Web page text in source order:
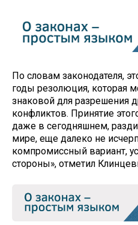
По словам законодателя,
годы резолюция, которая
знаковой для разрешения
конфликтов. Принятие
даже в сегодняшнем,
мире, еще далеко не
компромиссный вариант,
стороны», отметил